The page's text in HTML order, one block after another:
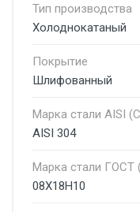
Тип производства
Холоднокатаный
Покрытие
Шлифованный
Марка стали AISI
AISI 304
Марка стали ГОСТ
08Х18Н10